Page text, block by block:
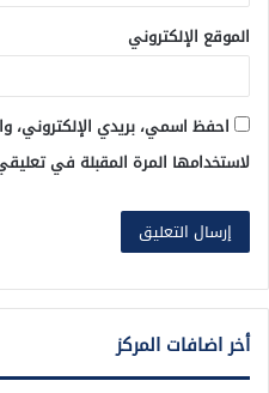
الموقع الإلكتروني
احفظ اسمي، بريدي الإلكتروني،
لاستخدامها المرة المقبلة في
أخر اضافات المركز